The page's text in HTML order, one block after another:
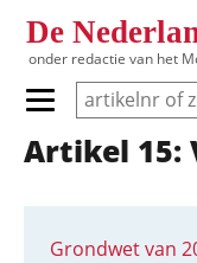
De
onder redactie van het
Primair menu
Hoofdnavigatie
Artikel 15:
Grondwet van